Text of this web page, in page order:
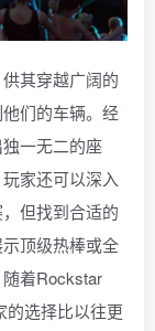
其穿越广阔的
们的车辆。经
一无二的座
家还可以深入
但找到合适的
顶级热棒或全
着Rockstar
的选择比以往更